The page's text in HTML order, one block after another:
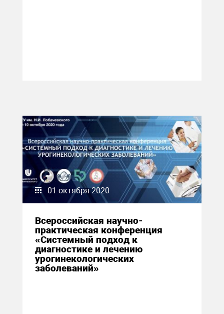
01 октября 2020
Всероссийская научно-
практическая конференция
«Системный подход к
диагностике и лечению
урогинекологических
заболеваний»